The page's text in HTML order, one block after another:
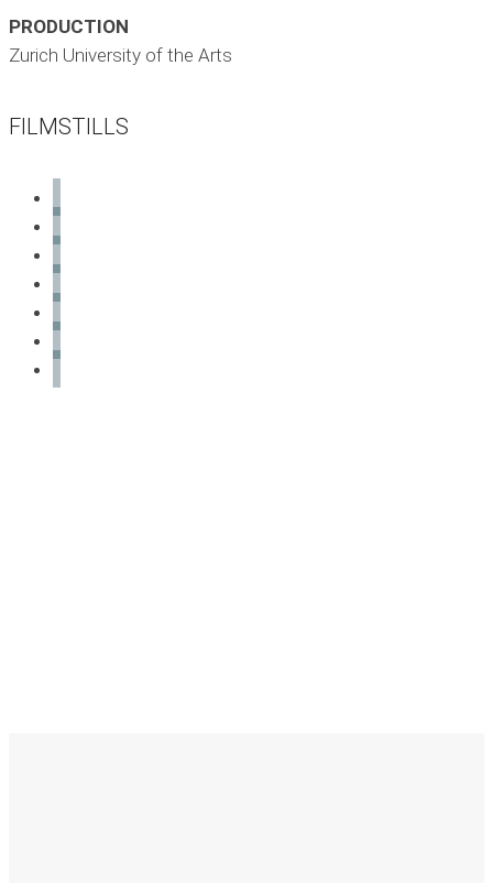
PRODUCTION
Zurich University of the Arts
FILMSTILLS